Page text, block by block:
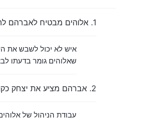
1. אלוהים מבטיח לאברהם להעניק לו בן
איש לא יכול לשבש את
שאלוהים גומר בדעתו
2. אברהם מציע את יצחק כקורבן
עבודת הניהול של